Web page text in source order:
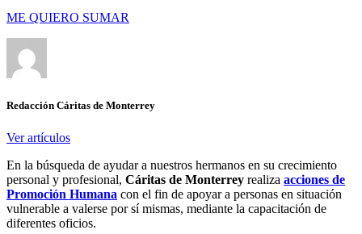
ME QUIERO SUMAR
Redacción Cáritas de Monterrey
Ver artículos
En la búsqueda de ayudar a nuestros hermanos en su crecimiento
personal y profesional, Cáritas de Monterrey realiza acciones de
Promoción Humana con el fin de apoyar a personas en situación
vulnerable a valerse por sí mismas, mediante la capacitación de
diferentes oficios.